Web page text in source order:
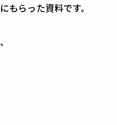
もらった資料です。